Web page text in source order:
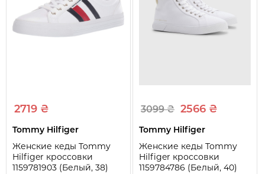
Материал подошвы
Резина
Материал стельки
Текстиль
Ширина
Длина стельки (см)
26,5
2719 ₴
Tommy Hilfiger
Женские кеды Tommy
Hilfiger кроссовки
1159781903 (Белый, 38)
3099 ₴ 2566 ₴
Tommy Hilfiger
Женские кеды Tommy
Hilfiger кроссовки
1159784786 (Белый, 40)